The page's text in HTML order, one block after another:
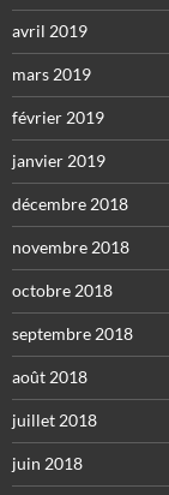
avril 2019
mars 2019
février 2019
janvier 2019
décembre 2018
novembre 2018
octobre 2018
septembre 2018
août 2018
juillet 2018
juin 2018